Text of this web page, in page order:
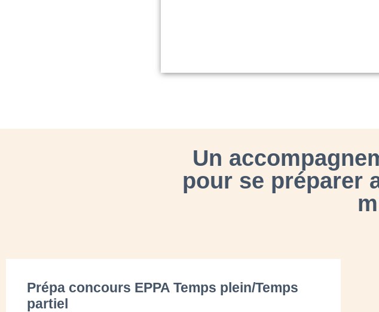
Un
pour se préparer
Prépa concours EPPA Temps plein/Temps
partiel